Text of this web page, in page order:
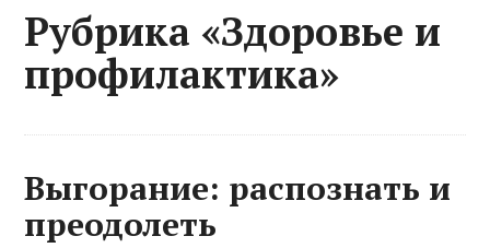
Рубрика «Здоровье и
профилактика»
Выгорание: распознать и
преодолеть